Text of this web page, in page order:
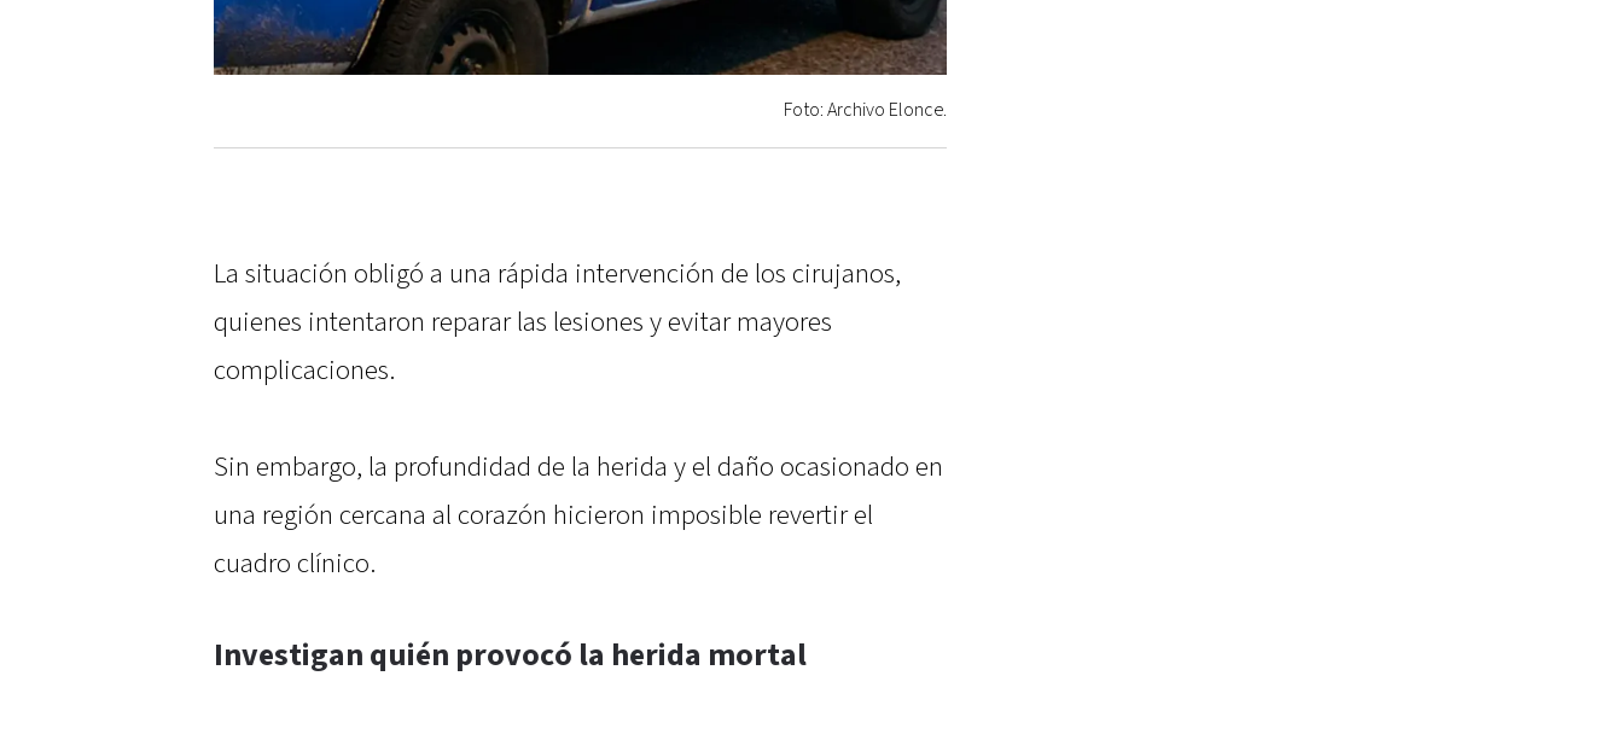
Foto: Archivo Elonce.
La situación obligó a una rápida intervención de los cirujanos,
quienes intentaron reparar las lesiones y evitar mayores
complicaciones.
Sin embargo, la profundidad de la herida y el daño ocasionado en
una región cercana al corazón hicieron imposible revertir el
cuadro clínico.
Investigan quién provocó la herida mortal